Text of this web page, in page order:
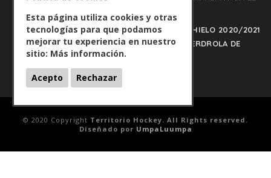
PLAY OFFS LIGA IBERDROLA DE HOCKEY HIELO 2020/2021
- HOCKEYHIELO.NETonPLAY OFFS LIGA IBERDROLA DE
HOCKEY HIELO 2020/2021
© 2020 Copyright Territorio Hockey. All Rights reserved.
Diseñado por UmpaLuumpa
Esta página utiliza cookies y otras
tecnologías para que podamos
mejorar tu experiencia en nuestro
sitio: Más información.
Acepto Rechazar